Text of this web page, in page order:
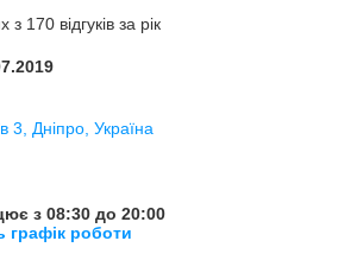
170 відгуків за рік
3, Дніпро, Україна
з 08:30 до 20:00
графік роботи